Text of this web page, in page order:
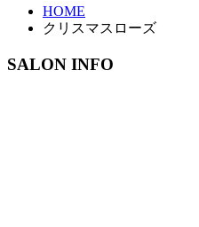
HOME
クリスマスローズ
SALON INFO